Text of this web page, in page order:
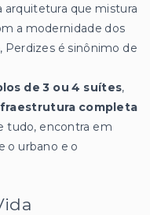
arquitetura que mistura
a modernidade dos
é sinônimo de
de 3 ou 4 suítes,
completa
tudo, encontra em
o urbano e o